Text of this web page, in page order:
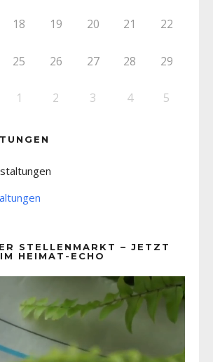
18 19 20 21 22
25 26 27 28 29
1 2 3 4 5
STELLENMARKT – JETZT
IM HEIMAT-ECHO
Player